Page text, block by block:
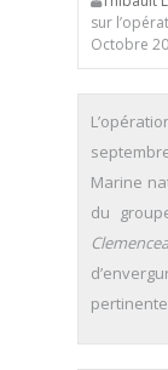
sur
Octobre
Marine
du